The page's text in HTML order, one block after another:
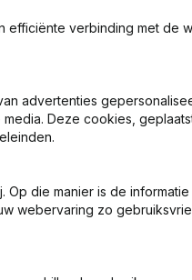
-18%
verbinding met de
advertenties
Deze cookies,
die manier is de
webervaring zo